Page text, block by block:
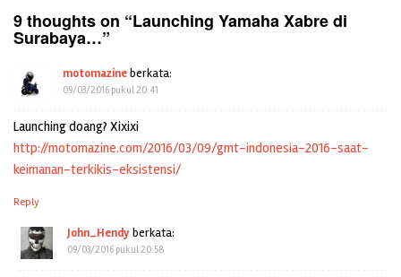
9 thoughts on “Launching Yamaha Xabre di
Surabaya…”
motomazineberkata:
09/03/2016 pukul 20:41
Launching doang? Xixixi
http://motomazine.com/2016/03/09/gmt-indonesia-2016-saat-
keimanan-terkikis-eksistensi/
Reply
John_Hendyberkata:
09/03/2016 pukul 20:58